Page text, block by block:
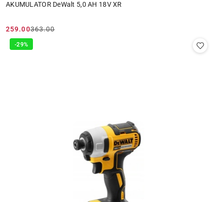
AKUMULATOR DeWalt 5,0 AH 18V XR
Cena
promocyjna:
259.00
Cena
przed
363.00
-29%